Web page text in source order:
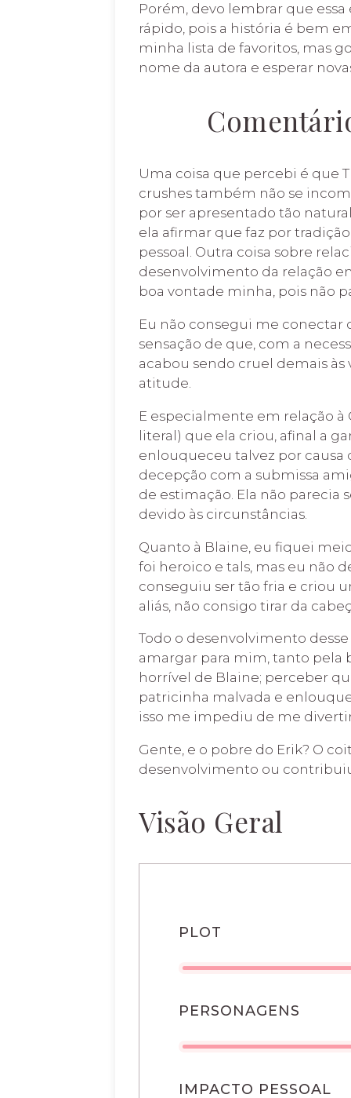
Porém, devo lembrar que
rápido, pois a história é bem
minha lista de favoritos, mas
nome da autora e esperar
Uma coisa que percebi é que
crushes também não se
por ser apresentado tão
ela afirmar que faz por
pessoal. Outra coisa sobre
desenvolvimento da relação
boa vontade minha, pois não
Eu não consegui me conectar
sensação de que, com a
acabou sendo cruel demais
atitude.
E especialmente em relação
literal) que ela criou, afinal a
enlouqueceu talvez por causa
decepção com a submissa
de estimação. Ela não parecia
devido às circunstâncias.
Quanto à Blaine, eu fiquei
foi heroico e tals, mas eu não
conseguiu ser tão fria e criou
aliás, não consigo tirar da
Todo o desenvolvimento
amargar para mim, tanto pela
horrível de Blaine; perceber
patricinha malvada e
isso me impediu de me
Gente, e o pobre do Erik? O
desenvolvimento ou
Visão Geral
PLOT
PERSONAGENS
IMPACTO PESSOAL